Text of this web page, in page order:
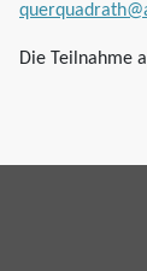
Die Teilnahme